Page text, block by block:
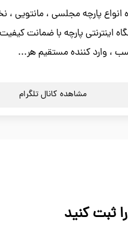
انواع پارچه مجلسی ، مانتویی
اینترنتی پارچه با ضمانت
، وارد کننده مستقیم هر...
مشاهده کانال تلگرام
ثبت کنید